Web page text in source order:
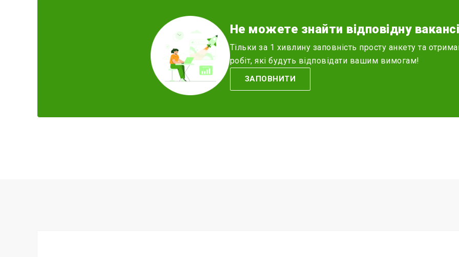
Не можете знайти відповідну
Тільки за 1 хивлину заповність просту анкету та
робіт, які будуть відповідати вашим вимогам!
ЗАПОВНИТИ